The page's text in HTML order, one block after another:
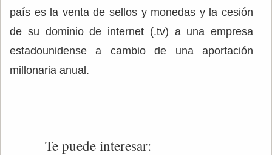
país es la venta de sellos y monedas y la cesión
de su dominio de internet (.tv) a una empresa
estadounidense a cambio de una aportación
millonaria anual.
Te puede interesar: